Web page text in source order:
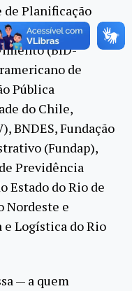
de Planificação
Banco
(BID-
de
Pública
do Chile,
BNDES, Fundação
(Fundap),
Previdência
Estado do Rio de
Nordeste e
Logística do Rio
— a quem